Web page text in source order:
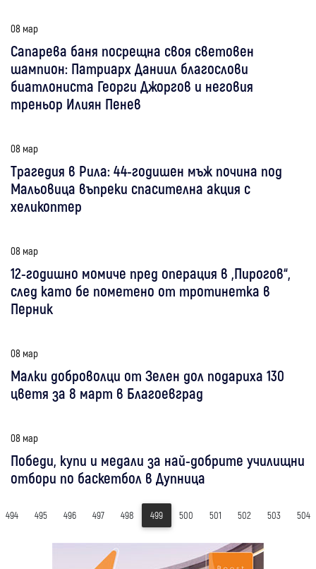
08 мар
Сапарева баня посрещна своя световен
шампион: Патриарх Даниил благослови
биатлониста Георги Джоргов и неговия
треньор Илиян Пенев
08 мар
Трагедия в Рила: 44-годишен мъж почина под
Мальовица въпреки спасителна акция с
хеликоптер
08 мар
12-годишно момиче пред операция в „Пирогов“,
след като бе пометено от тротинетка в
Перник
08 мар
Малки доброволци от Зелен дол подариха 130
цветя за 8 март в Благоевград
08 мар
Победи, купи и медали за най-добрите училищни
отбори по баскетбол в Дупница
494 495 496 497 498 499 500 501 502 503 504